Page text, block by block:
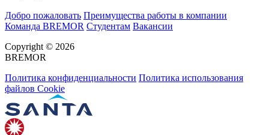
Добро пожаловать Преимущества работы в компании
Команда BREMOR Студентам Вакансии
Copyright © 2026
BREMOR
Политика конфиденциальности Политика использования
файлов Cookie